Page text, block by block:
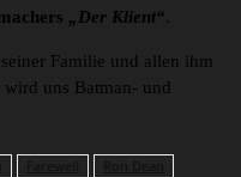
„Der Klient“.
Familie und allen ihm
wird uns Batman- und